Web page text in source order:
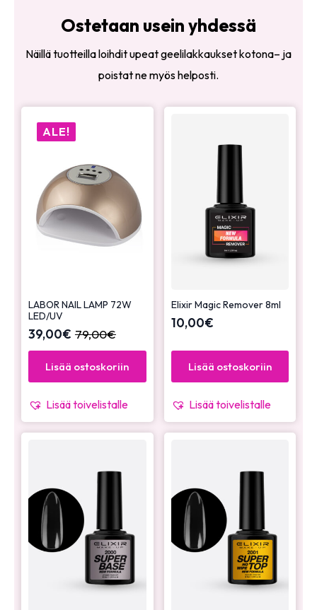
Ostetaan usein yhdessä
Näillä tuotteilla loihdit upeat geelilakkaukset kotona– ja
poistat ne myös helposti.
ALE!
LABOR NAIL LAMP 72W
LED/UV
79,00€
39,00€
Lisää ostoskoriin
Lisää toivelistalle
Elixir Magic Remover 8ml
10,00€
Lisää ostoskoriin
Lisää toivelistalle